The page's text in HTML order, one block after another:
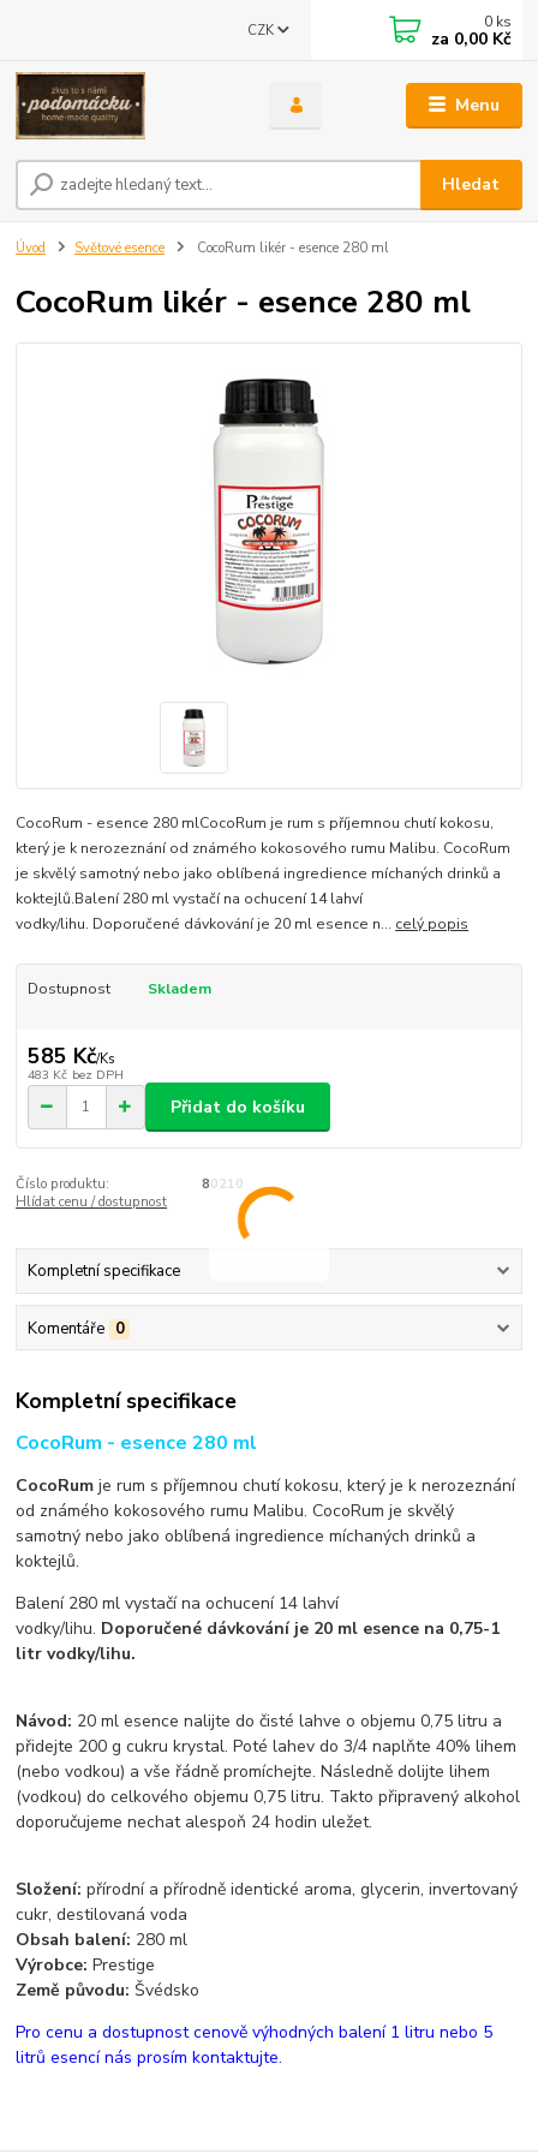
Menu
CZK
Hledat
0 ks
za 0,00 Kč
Úvod Světové esence CocoRum likér - esence 280 ml
CocoRum likér - esence 280 ml
CocoRum - esence 280 mlCocoRum je rum s příjemnou chutí kokosu,
který je k nerozeznání od známého kokosového rumu Malibu. CocoRum
je skvělý samotný nebo jako oblíbená ingredience míchaných drinků a
koktejlů.Balení 280 ml vystačí na ochucení 14 lahví
vodky/lihu. Doporučené dávkování je 20 ml esence n... celý popis
Dostupnost Skladem
585 Kč/Ks
483 Kč bez DPH
Přidat do košíku
Číslo produktu:
80210
Hlídat cenu / dostupnost
Kompletní specifikace
Komentáře 0
Kompletní specifikace
CocoRum - esence 280 ml
CocoRum je rum s příjemnou chutí kokosu, který je k nerozeznání
od známého kokosového rumu Malibu. CocoRum je skvělý
samotný nebo jako oblíbená ingredience míchaných drinků a
koktejlů.
Balení 280 ml vystačí na ochucení 14 lahví
vodky/lihu. Doporučené dávkování je 20 ml esence na 0,75-1
litr vodky/lihu.
Návod: 20 ml esence nalijte do čisté lahve o objemu 0,75 litru a
přidejte 200 g cukru krystal. Poté lahev do 3/4 naplňte 40% lihem
(nebo vodkou) a vše řádně promíchejte. Následně dolijte lihem
(vodkou) do celkového objemu 0,75 litru. Takto připravený alkohol
doporučujeme nechat alespoň 24 hodin uležet.
Složení: přírodní a přírodně identické aroma, glycerin, invertovaný
cukr, destilovaná voda
Obsah balení: 280 ml
Výrobce: Prestige
Země původu:Švédsko
Pro cenu a dostupnost cenově výhodných balení 1 litru nebo 5
litrů esencí nás prosím kontaktujte.